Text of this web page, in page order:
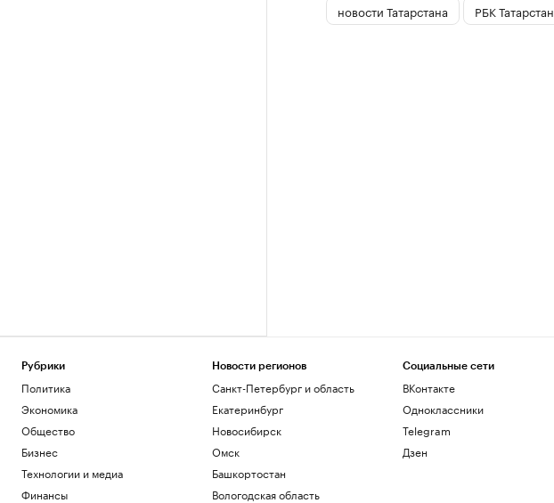
новости Татарстана
РБК Татарстан
Рубрики
Политика
Экономика
Общество
Бизнес
Технологии и медиа
Финансы
Новости регионов
Санкт-Петербург и область
Екатеринбург
Новосибирск
Омск
Башкортостан
Вологодская область
Социальные сети
ВКонтакте
Одноклассники
Telegram
Дзен